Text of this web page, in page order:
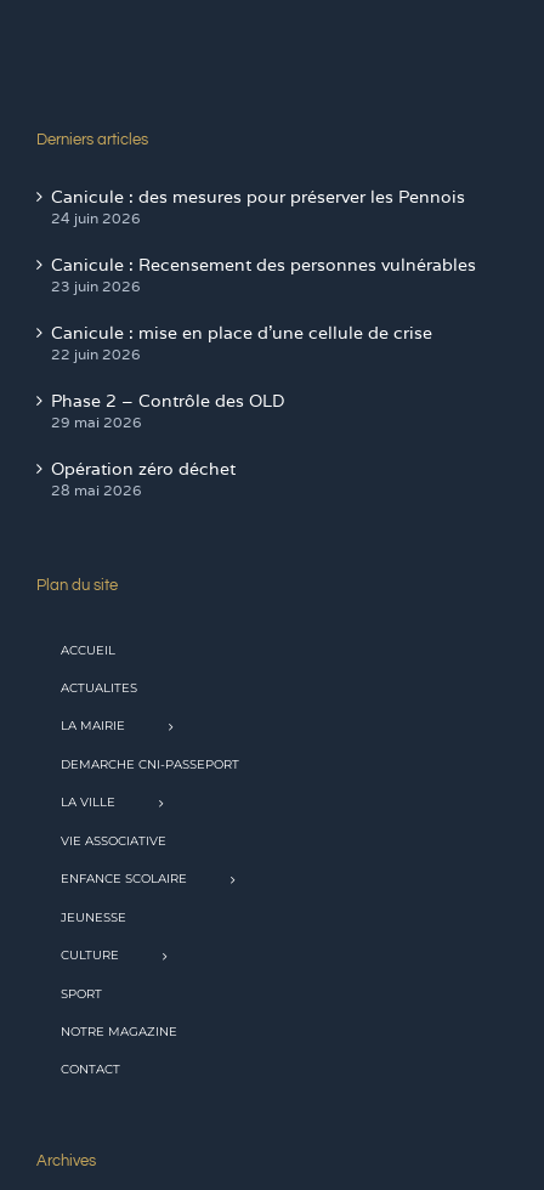
Derniers articles
Canicule : des mesures pour préserver les Pennois
24 juin 2026
Canicule : Recensement des personnes vulnérables
23 juin 2026
Canicule : mise en place d’une cellule de crise
22 juin 2026
Phase 2 – Contrôle des OLD
29 mai 2026
Opération zéro déchet
28 mai 2026
Plan du site
ACCUEIL
ACTUALITES
LA MAIRIE
DEMARCHE CNI-PASSEPORT
LA VILLE
VIE ASSOCIATIVE
ENFANCE SCOLAIRE
JEUNESSE
CULTURE
SPORT
NOTRE MAGAZINE
CONTACT
Archives